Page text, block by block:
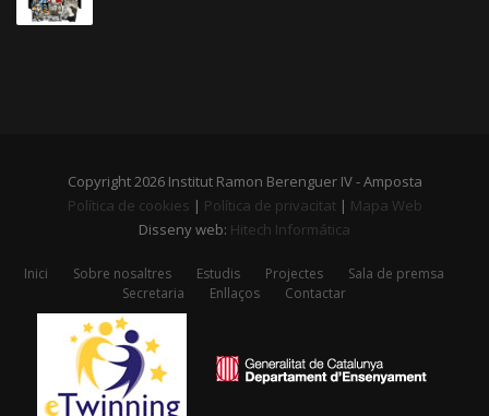
Copyright 2026 Institut Ramon Berenguer IV - Amposta
Política de cookies | Política de privacitat| Mapa Web
Disseny web: Hitech Informática
Inici Sobre nosaltres Estudis Projectes
Sala de premsa
Secretaria
Enllaços Contactar